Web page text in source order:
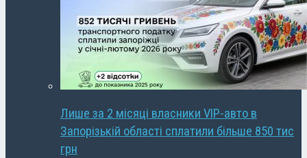
Лише за 2 місяці власники VIP-авто в
Запорізькій області сплатили більше 850 тис
грн